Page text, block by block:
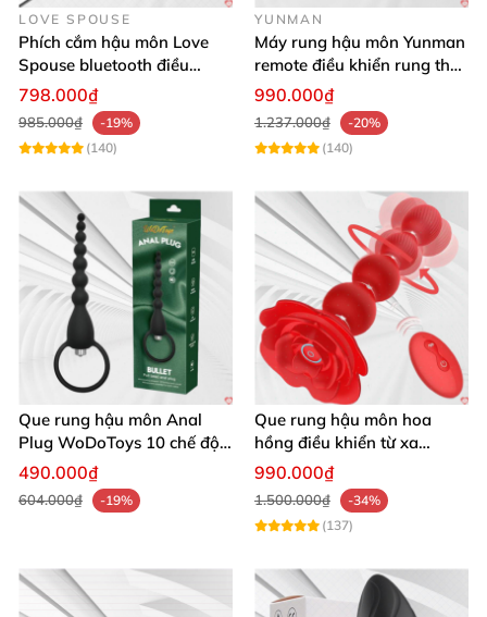
LOVE SPOUSE
Phích cắm hậu môn Love
Spouse bluetooth điều
khiển từ xa kích thích tiện
798.000₫
985.000₫
-19%
(140)
YUNMAN
Máy rung hậu môn Yunman
remote điều khiển rung thụt
êm ái
990.000₫
1.237.000₫
-20%
(140)
Que rung hậu môn Anal
Plug WoDoToys 10 chế độ
động mạnh gay
490.000₫
604.000₫ -19%
Que rung hậu môn hoa
hồng điều khiển từ xa
massage đa điểm kích thích
990.000₫
1.500.000₫
-34%
(137)